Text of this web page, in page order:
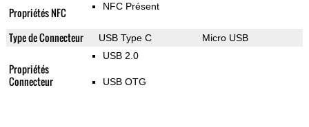
Propriétés NFC NFC Présent
Type de Connecteur USB Type C Micro USB
Propriétés
Connecteur
USB 2.0
USB OTG